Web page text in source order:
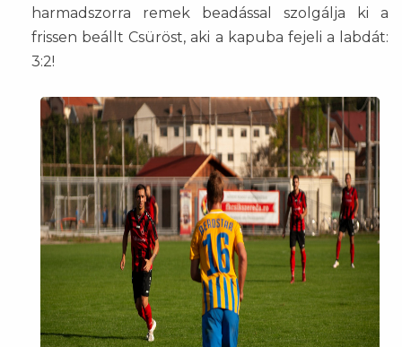
harmadszorra remek beadással szolgálja ki a
frissen beállt Csüröst, aki a kapuba fejeli a labdát:
3:2!